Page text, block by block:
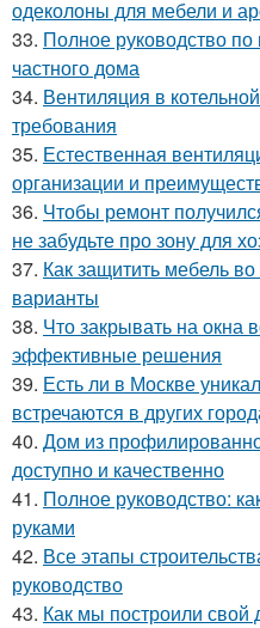
одеколоны для мебели и
33. Полное руководство по
частного дома
34. Вентиляция в
требования
35. Естественная
организации и
36. Чтобы ремонт
не забудьте про зону для
37. Как защитить мебель
варианты
38. Что закрывать на окна
эффективные решения
39. Есть ли в Москве
встречаются в других
40. Дом из
доступно и качественно
41. Полное руководство:
руками
42. Все этапы
руководство
43. Как мы построили